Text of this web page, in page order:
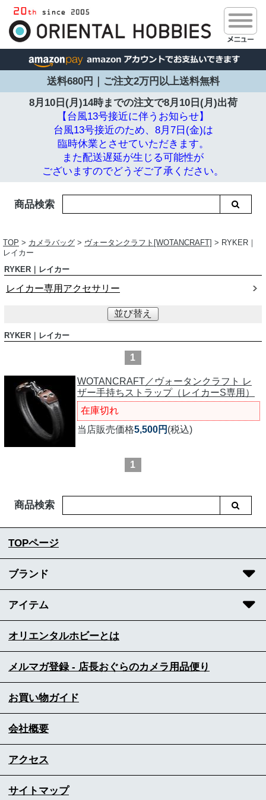
送料680円｜ご注文2万円以上送料無料
8月10日(月)14時までの注文で8月10日(月)出荷
【台風13号接近に伴うお知らせ】
台風13号接近のため、8月7日(金)は
臨時休業とさせていただきます。
また配送遅延が生じる可能性が
ございますのでどうぞご了承ください。
商品検索
TOP > カメラバッグ > ヴォータンクラフト[WOTANCRAFT] > RYKER｜
レイカー
RYKER｜レイカー
レイカー専用アクセサリー
並び替え
RYKER｜レイカー
1
WOTANCRAFT／ヴォータンクラフト レ
ザー手持ちストラップ（レイカーS専用）
在庫切れ
当店販売価格5,500円 (税込)
1
商品検索
TOPページ
ブランド
アイテム
オリエンタルホビーとは
メルマガ登録 - 店長おぐらのカメラ用品便り
お買い物ガイド
会社概要
アクセス
サイトマップ